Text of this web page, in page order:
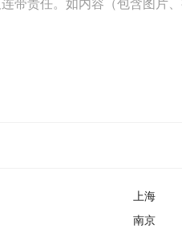
带责任。如内容（包含图片
上海
南京